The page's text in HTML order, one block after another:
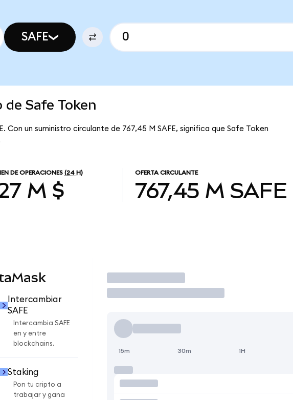
SAFE
Safe Token
Con un suministro circulante de 767,45 M SAFE, significa que Safe Token
DE OPERACIONES (24 H)
M $
OFERTA CIRCULANTE
767,45 M SAFE
Intercambiar
SAFE
Intercambia SAFE
en y entre
blockchains.
Staking
Pon tu cripto a
trabajar y gana
Operar
15m 30m 1H